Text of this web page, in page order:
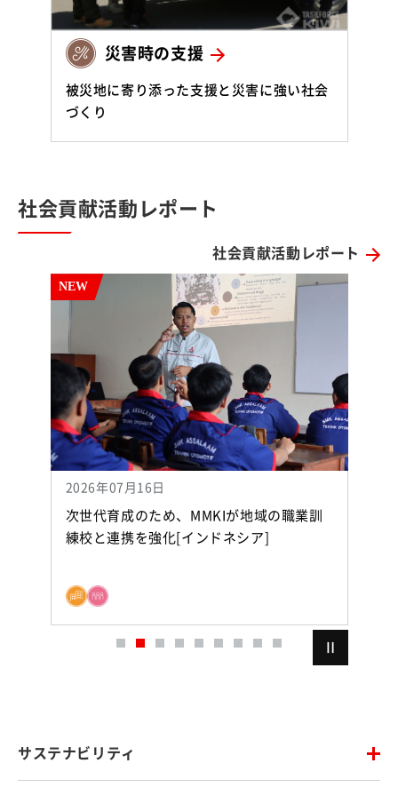
災害時の支援
被災地に寄り添った支援と災害に強い社会
づくり
社会貢献活動レポート
社会貢献活動レポート
NEW
2026年07月16日
次世代育成のため、MMKIが地域の職業訓
練校と連携を強化[インドネシア]
サステナビリティ